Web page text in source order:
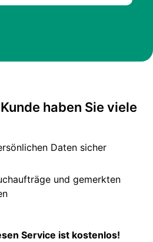
haben Sie viele
Daten sicher
und gemerkten
Service ist kostenlos!